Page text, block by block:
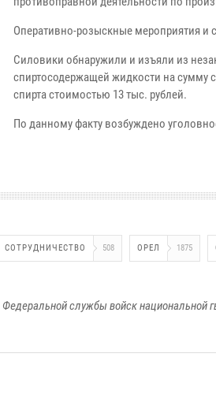
Оперативно-розыскные мероприятия и
Силовики обнаружили и изъяли из
спиртосодержащей жидкости на сумму
спирта стоимостью 13 тыс. рублей.
По данному факту возбуждено
СОТРУДНИЧЕСТВО 508 ОРЕЛ 1875
службы войск национальной